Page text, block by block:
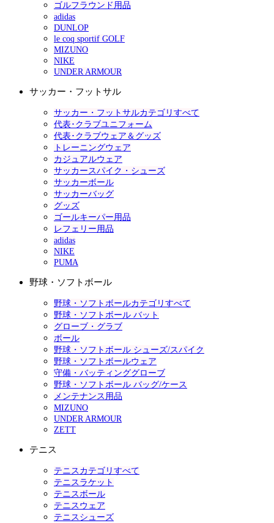
ゴルフラウンド用品
adidas
DUNLOP
le coq sportif GOLF
MIZUNO
NIKE
UNDER ARMOUR
サッカー・フットサル
サッカー・フットサルカテゴリすべて
代表･クラブユニフォーム
代表･クラブウェア＆グッズ
トレーニングウェア
カジュアルウェア
サッカースパイク・シューズ
サッカーボール
サッカーバッグ
グッズ
ゴールキーパー用品
レフェリー用品
adidas
NIKE
PUMA
野球・ソフトボール
野球・ソフトボールカテゴリすべて
野球・ソフトボール バット
グローブ・グラブ
ボール
野球・ソフトボール シューズ/スパイク
野球・ソフトボールウェア
守備・バッティンググローブ
野球・ソフトボール バッグ/ケース
メンテナンス用品
MIZUNO
UNDER ARMOUR
ZETT
テニス
テニスカテゴリすべて
テニスラケット
テニスボール
テニスウェア
テニスシューズ